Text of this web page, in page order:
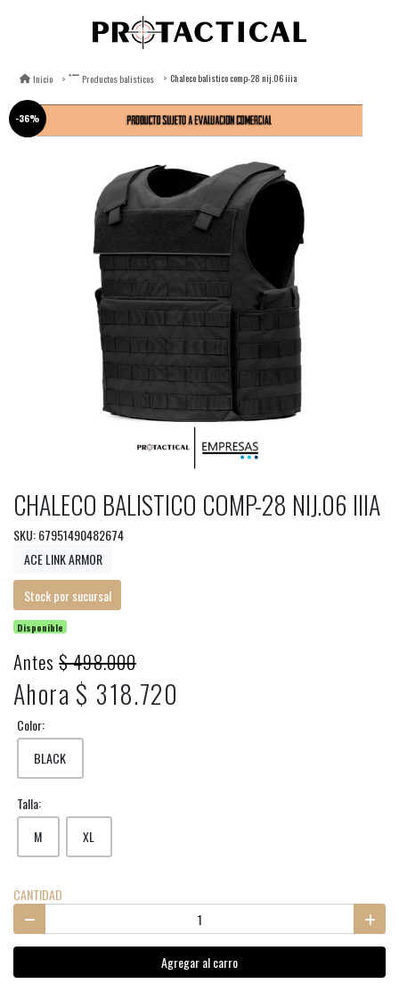
Inicio Productos balisticos Chaleco balistico comp-28 nij.06 iiia
-36%
CHALECO BALISTICO COMP-28 NIJ.06 IIIA
SKU: 67951490482674
ACE LINK ARMOR
Stock por sucursal
Disponible
Antes$ 498.000
Ahora $ 318.720
Color:
BLACK
Talla:
M
XL
CANTIDAD
Agregar al carro